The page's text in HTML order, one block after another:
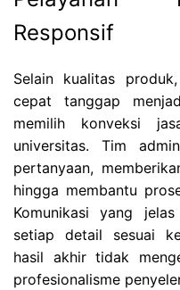
Responsif
Selain kualitas
cepat tanggap
memilih konveksi
universitas. Tim
pertanyaan,
hingga membantu
Komunikasi yang
setiap detail sesuai
hasil akhir tidak
profesionalisme